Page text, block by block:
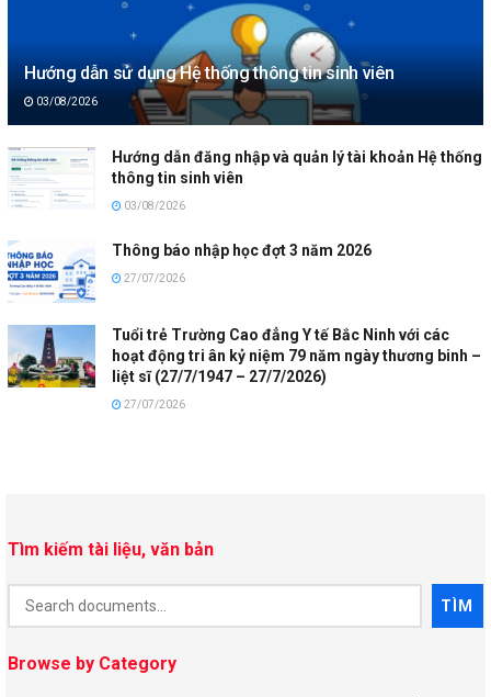
Hướng dẫn sử dụng Hệ thống thông tin sinh viên
03/08/2026
Hướng dẫn đăng nhập và quản lý tài khoản Hệ thống
thông tin sinh viên
03/08/2026
Thông báo nhập học đợt 3 năm 2026
27/07/2026
Tuổi trẻ Trường Cao đẳng Y tế Bắc Ninh với các
hoạt động tri ân kỷ niệm 79 năm ngày thương binh –
liệt sĩ (27/7/1947 – 27/7/2026)
27/07/2026
Tìm kiếm tài liệu, văn bản
TÌM
Browse by Category